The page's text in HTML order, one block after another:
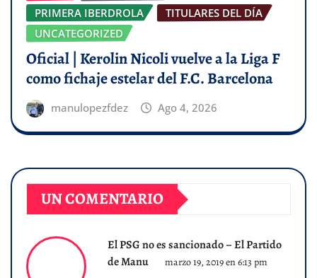
PRIMERA IBERDROLA
TITULARES DEL DÍA
UNCATEGORIZED
Oficial | Kerolin Nicoli vuelve a la Liga F
como fichaje estelar del F.C. Barcelona
manulopezfdez Ago 4, 2026
UN COMENTARIO
El PSG no es sancionado – El Partido
de Manu
marzo 19, 2019 en 6:13 pm